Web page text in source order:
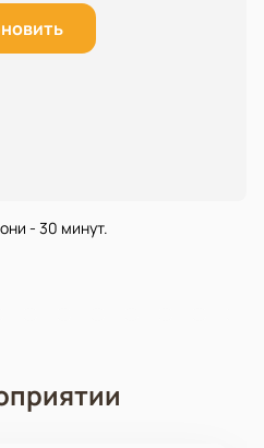
- 30 минут.